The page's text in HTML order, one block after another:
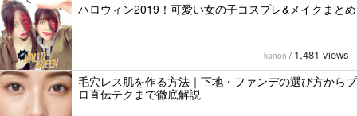
ハロウィン2019！可愛い女の子コスプレ&メイクまとめ
kanon / 1,481 views
毛穴レス肌を作る方法｜下地・ファンデの選び方からプ
ロ直伝テクまで徹底解説